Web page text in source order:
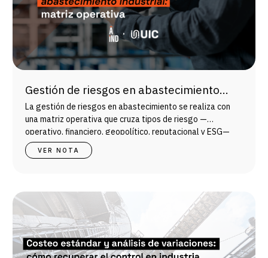
Gestión de riesgos en abastecimiento
industrial: matriz operativa para
proveedores y sostenibilidad
La gestión de riesgos en abastecimiento se realiza con
una matriz operativa que cruza tipos de riesgo —
operativo, financiero, geopolítico, reputacional y ESG—
con probabilidad, impacto y criticidad.
VER NOTA